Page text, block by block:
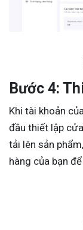
Bước 4:
Khi tài khoản
đầu thiết lập
tải lên sản
hàng của bạn